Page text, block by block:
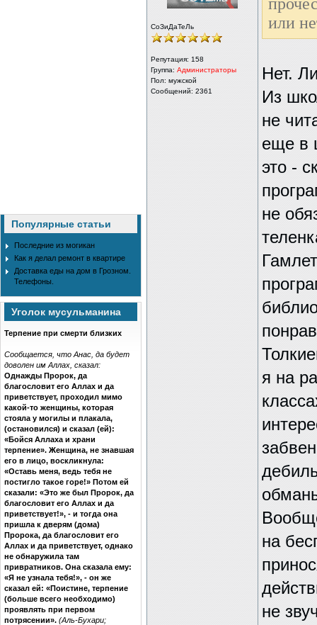
Популярные статьи
Последние из могикан
Как я делал ремонт в квартире
Доставка еды на дом в Грозном.
Телефоны.
Уголок мусульманина
Терпение при смерти близких
Сообщается, что Анас, да будет
доволен им Аллах, сказал:
Однажды Пророк, да
благословит его Аллах и да
приветствует, проходил мимо
какой-то женщины, которая
стояла у могилы и плакала,
(остановился) и сказал (ей):
«Бойся Аллаха и храни
терпение». Женщина, не знавшая
его в лицо, воскликнула:
«Оставь меня, ведь тебя не
постигло такое горе!» Потом ей
сказали: «Это же был Пророк, да
благословит его Аллах и да
приветствует!», - и тогда она
пришла к дверям (дома)
Пророка, да благословит его
Аллах и да приветствует, однако
не обнаружила там
привратников. Она сказала ему:
«Я не узнала тебя!», - он же
сказал ей: «Поистине, терпение
(больше всего необходимо)
проявлять при первом
потрясении». (Аль-Бухари;
СоЗиДаТеЛь
Репутация: 158
Группа: Администраторы
Пол: мужской
Сообщений: 2361
или
Нет.
Из
не
еще в
это -
не
я на
на
не